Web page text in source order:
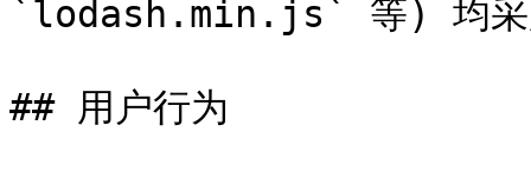
`lodash.min.js` 等) 均采
## 用户行为